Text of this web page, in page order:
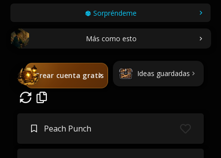
Sorpréndeme
Más como esto
Crear cuenta gratis Ideas guardadas
Peach Punch